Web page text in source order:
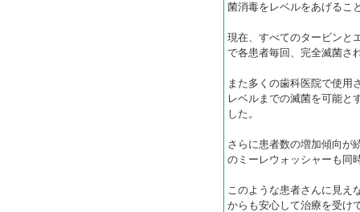
菌消毒をレベルをあげるこ
現在、すべてのタービンと
で各患者毎回、完全滅菌さ
また多くの歯科医院で使用
レベルまでの滅菌を可能と
した。
さらに患者数の増加傾向が
のミーレウォッシャーも同
このような患者さんに見え
からも安心して治療を受け